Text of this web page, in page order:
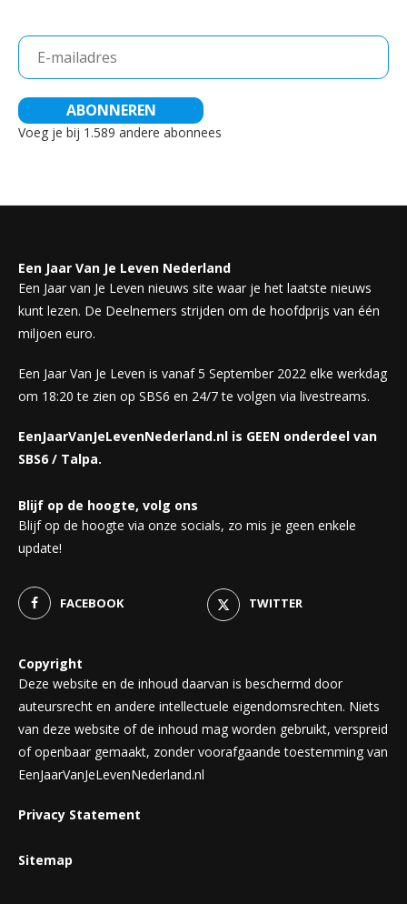
E-
mailadres
ABONNEREN
Voeg je bij 1.589 andere abonnees
Een Jaar Van Je Leven Nederland
Een Jaar van Je Leven nieuws site waar je het laatste nieuws
kunt lezen. De Deelnemers strijden om de hoofdprijs van één
miljoen euro.
Een Jaar Van Je Leven is vanaf 5 September 2022 elke werkdag
om 18:20 te zien op SBS6 en 24/7 te volgen via livestreams.
EenJaarVanJeLevenNederland.nl is GEEN onderdeel van
SBS6 / Talpa.
Blijf op de hoogte, volg ons
Blijf op de hoogte via onze socials, zo mis je geen enkele
update!
FACEBOOK TWITTER
Copyright
Deze website en de inhoud daarvan is beschermd door
auteursrecht en andere intellectuele eigendomsrechten. Niets
van deze website of de inhoud mag worden gebruikt, verspreid
of openbaar gemaakt, zonder voorafgaande toestemming van
EenJaarVanJeLevenNederland.nl
Privacy Statement
Sitemap